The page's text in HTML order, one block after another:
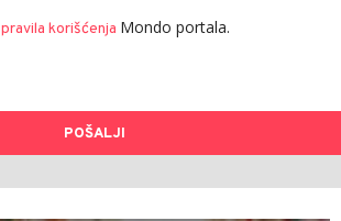
pravila korišćenja Mondo portala.
POŠALJI